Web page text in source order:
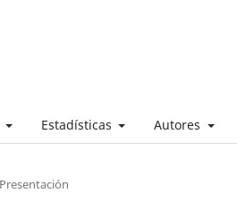
Estadísticas Autores
Presentación